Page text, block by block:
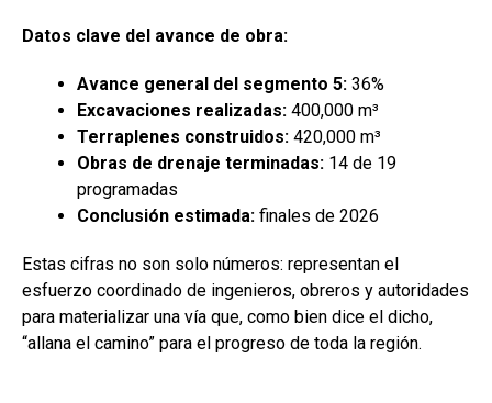
Datos clave del avance de obra:
Avance general del segmento 5: 36%
Excavaciones realizadas: 400,000 m³
Terraplenes construidos: 420,000 m³
Obras de drenaje terminadas: 14 de 19
programadas
Conclusión estimada: finales de 2026
Estas cifras no son solo números: representan el
esfuerzo coordinado de ingenieros, obreros y autoridades
para materializar una vía que, como bien dice el dicho,
“allana el camino” para el progreso de toda la región.